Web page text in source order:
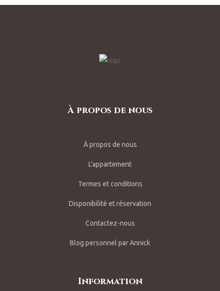
À propos de nous
À propos de nous
L'appartement
Termes et conditions
Disponibilité et réservation
Contactez-nous
Blog personnel par Annick
Information